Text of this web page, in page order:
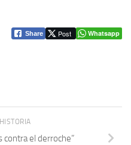
Share Post Whatsapp
contra el derroche”